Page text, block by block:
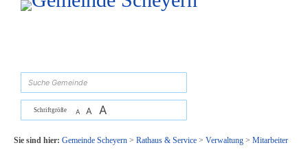
Zum Inhalt, zur Navigationoder zur Startseite springen.
Schriftgröße A A A
Sie sind hier: Gemeinde Scheyern> Rathaus & Service> Verwaltung> Mitarbeiter